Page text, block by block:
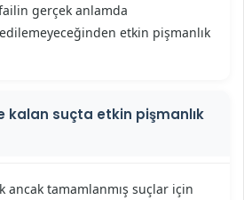
gerçek anlamda
etkin pişmanlık
kalan suçta etkin pişmanlık
ancak tamamlanmış suçlar için